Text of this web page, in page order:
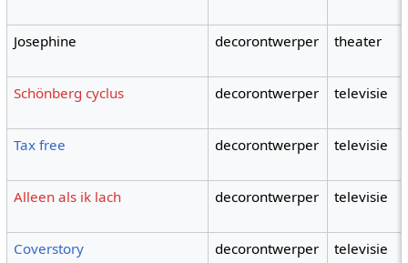
Josephine decorontwerper theater
Schönberg cyclus decorontwerper televisie
Tax free decorontwerper televisie
Alleen als ik lach decorontwerper televisie
Coverstory decorontwerper televisie